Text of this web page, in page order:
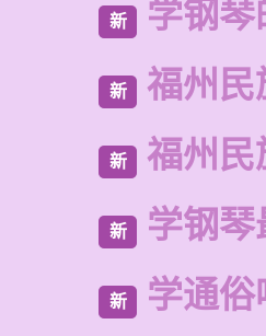
新 学钢
新 福州民
新 福州民
新 学钢
新 学通